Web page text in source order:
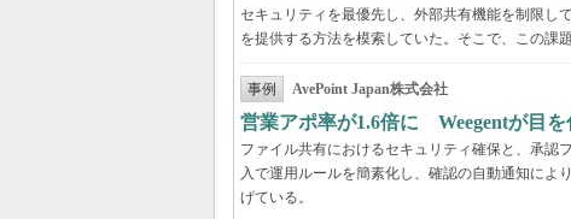
セキュリティを最優先し、外部共有機能を制限し
を提供する方法を模索していた。そこで、この課
事例 AvePoint Japan株式会社
営業アポ率が1.6倍に Weegentが目
ファイル共有におけるセキュリティ確保と、承認
入で運用ルールを簡素化し、確認の自動通知によ
げている。